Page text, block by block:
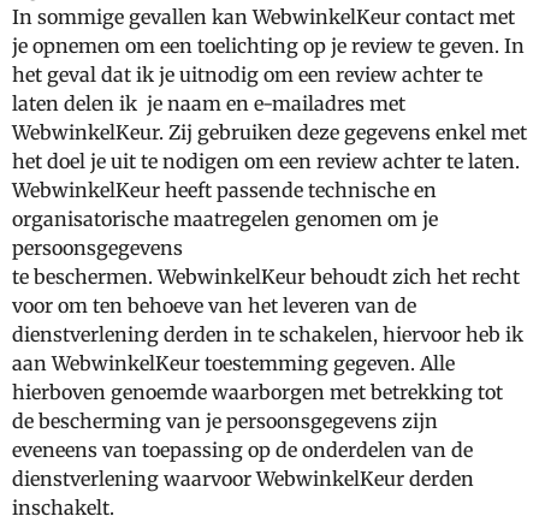
In sommige gevallen kan WebwinkelKeur contact met
je opnemen om een toelichting op je review te geven. In
het geval dat ik je uitnodig om een review achter te
laten delen ik je naam en e-mailadres met
WebwinkelKeur. Zij gebruiken deze gegevens enkel met
het doel je uit te nodigen om een review achter te laten.
WebwinkelKeur heeft passende technische en
organisatorische maatregelen genomen om je
persoonsgegevens
te beschermen. WebwinkelKeur behoudt zich het recht
voor om ten behoeve van het leveren van de
dienstverlening derden in te schakelen, hiervoor heb ik
aan WebwinkelKeur toestemming gegeven. Alle
hierboven genoemde waarborgen met betrekking tot
de bescherming van je persoonsgegevens zijn
eveneens van toepassing op de onderdelen van de
dienstverlening waarvoor WebwinkelKeur derden
inschakelt.